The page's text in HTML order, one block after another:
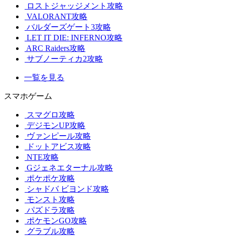
ロストジャッジメント攻略
VALORANT攻略
バルダーズゲート3攻略
LET IT DIE: INFERNO攻略
ARC Raiders攻略
サブノーティカ2攻略
一覧を見る
スマホゲーム
スマグロ攻略
デジモンUP攻略
ヴァンピール攻略
ドットアビス攻略
NTE攻略
Gジェネエターナル攻略
ポケポケ攻略
シャドバ ビヨンド攻略
モンスト攻略
パズドラ攻略
ポケモンGO攻略
グラブル攻略